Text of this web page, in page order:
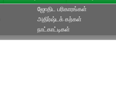
ஜோதிட ப‌ரிகார‌ங்க‌ள்
அதிர்ஷ்டக் கற்கள்
நாட்காட்டிகள்